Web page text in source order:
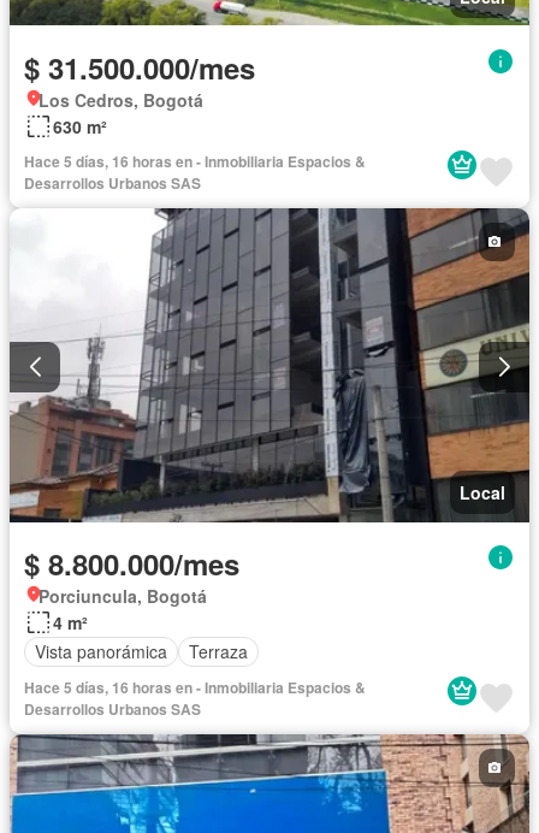
$ 31.500.000/mes
Los Cedros, Bogotá
630 m²
Hace 5 días, 16 horas en - Inmobiliaria Espacios &
Desarrollos Urbanos SAS
Local
$ 8.800.000/mes
Porciuncula, Bogotá
4 m²
Vista panorámica
Terraza
Hace 5 días, 16 horas en - Inmobiliaria Espacios &
Desarrollos Urbanos SAS